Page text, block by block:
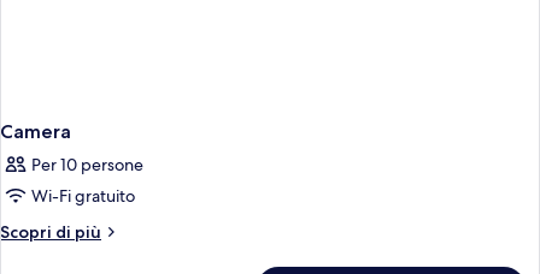
Camera
Per 10 persone
Wi-Fi gratuito
Scopri di più
Altri